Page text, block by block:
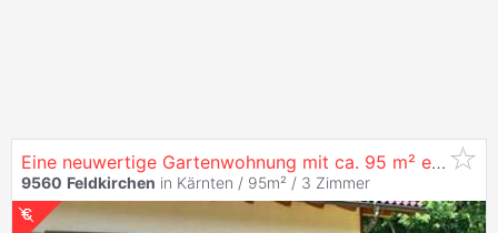
Eine neuwertige Gartenwohnung mit ca. 95 m² erwartet Sie auf der östlichen Seite des Wachsenberges im Raum
9560 Feldkirchen in Kärnten / 95m² / 3 Zimmer